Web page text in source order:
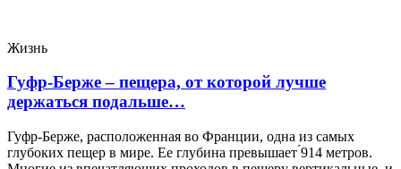
Жизнь
Гуфр-Берже – пещера, от которой лучше
держаться подальше…
Гуфр-Берже, расположенная во Франции, одна из самых
глубоких пещер в мире. Ее глубина превышает ́914 метров.